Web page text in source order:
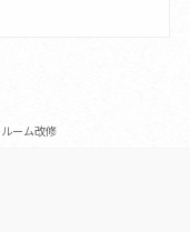
ーム改修